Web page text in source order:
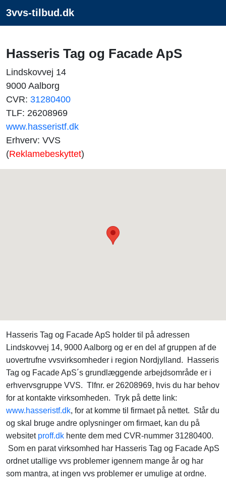
3vvs-tilbud.dk
Hasseris Tag og Facade ApS
Lindskovvej 14
9000 Aalborg
CVR: 31280400
TLF: 26208969
www.hasseristf.dk
Erhverv: VVS
(Reklamebeskyttet)
Hasseris Tag og Facade ApS holder til på adressen
Lindskovvej 14, 9000 Aalborg og er en del af gruppen af de
uovertrufne vvsvirksomheder i region Nordjylland. Hasseris
Tag og Facade ApS´s grundlæggende arbejdsområde er i
erhvervsgruppe VVS. Tlfnr. er 26208969, hvis du har behov
for at kontakte virksomheden. Tryk på dette link:
www.hasseristf.dk, for at komme til firmaet på nettet. Står du
og skal bruge andre oplysninger om firmaet, kan du på
websitet proff.dk hente dem med CVR-nummer 31280400.
Som en parat virksomhed har Hasseris Tag og Facade ApS
ordnet utallige vvs problemer igennem mange år og har
som mantra, at ingen vvs problemer er umulige at ordne.